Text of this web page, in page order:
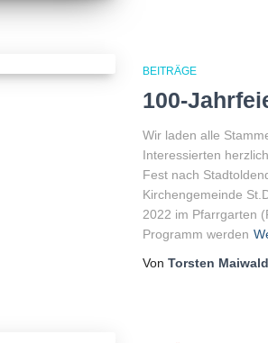
BEITRÄGE
100-
Wir laden alle
Interessierten
Fest nach
Kirchengemeinde
2022 im Pfarrgarten
Programm werden
Von Torsten Maiwald